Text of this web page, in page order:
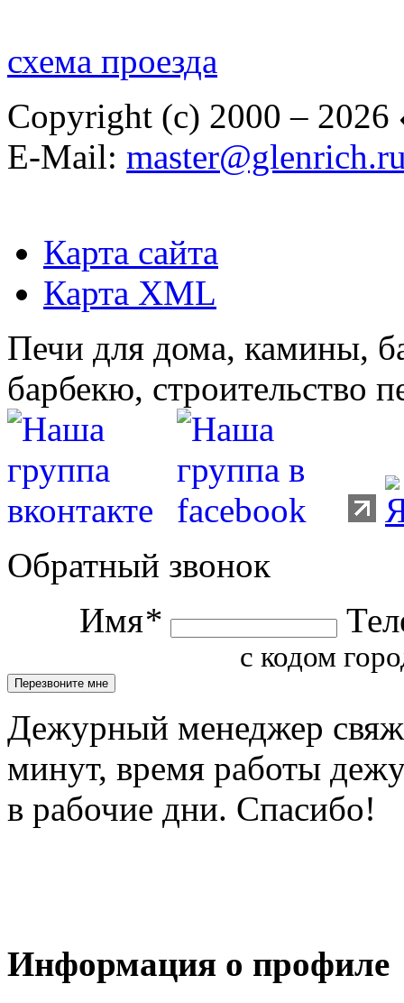
схема проезда
Copyright (c) 2000 – 2026
E-Mail:
Карта сайта
Карта XML
Печи для дома, камины,
барбекю, строительство
Обратный звонок
Имя*
с кодом
Дежурный менеджер
минут, время работы
в рабочие дни. Спасибо!
Информация о профиле